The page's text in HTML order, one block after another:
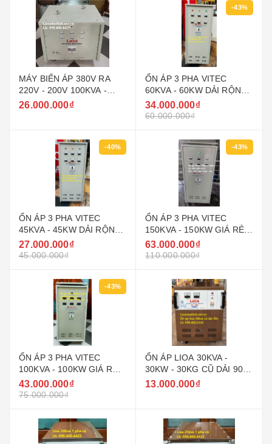
MÁY BIẾN ÁP 380V RA
220V - 200V 100KVA -
100KW LIOA
26.000.000₫
-43%
ỔN ÁP 3 PHA VITEC
60KVA - 60KW DẢI RỘNG
160V - 430V ( 90V - 250V )
GIÁ RẺ
34.000.000₫
60.000.000₫
-40%
ỔN ÁP 3 PHA VITEC
45KVA - 45KW DẢI RỘNG
160V - 430V ( 90V - 250V )
GIÁ RẺ
27.000.000₫
45.000.000₫
-43%
ỔN ÁP 3 PHA VITEC
150KVA - 150KW GIÁ RẺ
NHẤT THỊ TRƯỜNG
63.000.000₫
110.000.000₫
-43%
ỔN ÁP 3 PHA VITEC
100KVA - 100KW GIÁ RẺ
NHẤT THỊ TRƯỜNG
43.000.000₫
75.000.000₫
ỔN ÁP LIOA 30KVA -
30KW - 30KG CŨ DẢI 90V
~ 250V MODEL DRI -
13.000.000₫